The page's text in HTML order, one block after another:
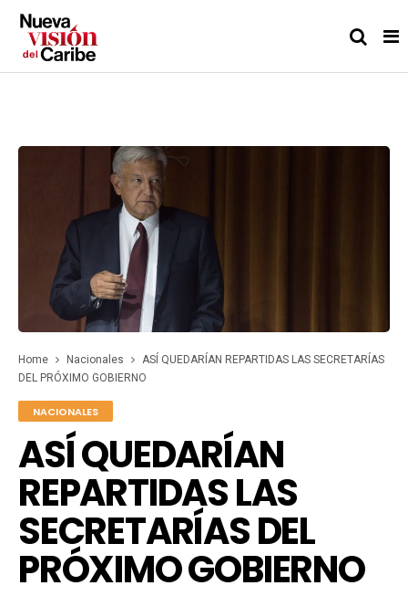
Home Nacionales
ASÍ QUEDARÍAN REPARTIDAS LAS SECRETARÍAS
DEL PRÓXIMO GOBIERNO
NACIONALES
ASÍ QUEDARÍAN
REPARTIDAS LAS
SECRETARÍAS DEL
PRÓXIMO GOBIERNO